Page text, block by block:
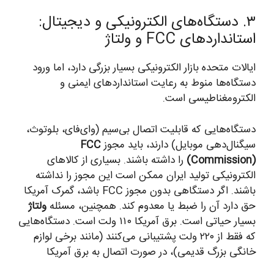
۳. دستگاه‌های الکترونیکی و دیجیتال:
استانداردهای FCC و ولتاژ
ایالات متحده بازار الکترونیکی بسیار بزرگی دارد، اما ورود
دستگاه‌ها منوط به رعایت استانداردهای ایمنی و
الکترومغناطیسی است.
دستگاه‌هایی که قابلیت اتصال بی‌سیم (وای‌فای، بلوتوث،
سیگنال‌دهی موبایل) دارند، باید مجوزFCC
(Commission) را داشته باشند. بسیاری از کالاهای
الکترونیکی تولید ایران ممکن است این مجوز را نداشته
باشند. اگر دستگاهی بدون مجوز FCC باشد، گمرک آمریکا
حق دارد آن را ضبط یا معدوم کند. همچنین، مسئله ولتاژ
بسیار حیاتی است. برق آمریکا ۱۱۰ ولت است. دستگاه‌هایی
که فقط از ۲۲۰ ولت پشتیبانی می‌کنند (مانند برخی لوازم
خانگی بزرگ قدیمی)، در صورت اتصال به برق آمریکا